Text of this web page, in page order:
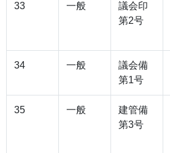
33 一般
議会印
第2号
34 一般
議会備
第1号
35 一般
建管備
第3号